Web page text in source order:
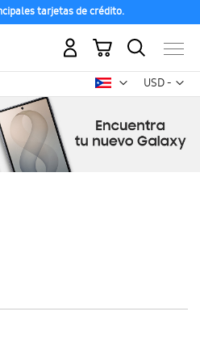
tarjetas de crédito.
USD -
dólar
Mi carrito